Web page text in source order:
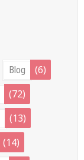
Blog (6)
(72)
(13)
(14)